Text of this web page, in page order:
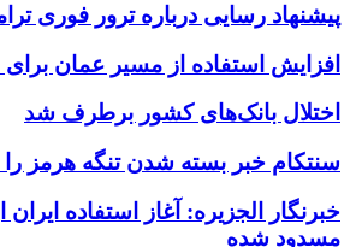
پیشنهاد رسایی درباره ترور فوری
افزایش استفاده از مسیر عمان برای
اختلال بانک‌های کشور برطرف شد
سنتکام خبر بسته شدن تنگه هرمز را
خبرنگار الجزیره: آغاز استفاده ایران
مسدود شده